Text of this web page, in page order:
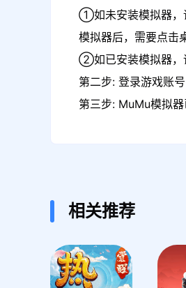
①如未安装模拟器，
模拟器后，需要点击
②如已安装模拟器，
第二步: 登录游戏账
第三步: MuMu模拟
相关推荐